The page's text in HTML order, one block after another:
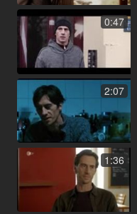
0:47
2:07
1:36